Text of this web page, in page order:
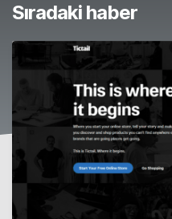
Sıradaki haber